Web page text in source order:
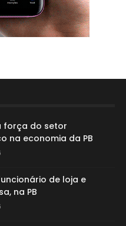
força do setor
na economia da PB
de loja e
na PB